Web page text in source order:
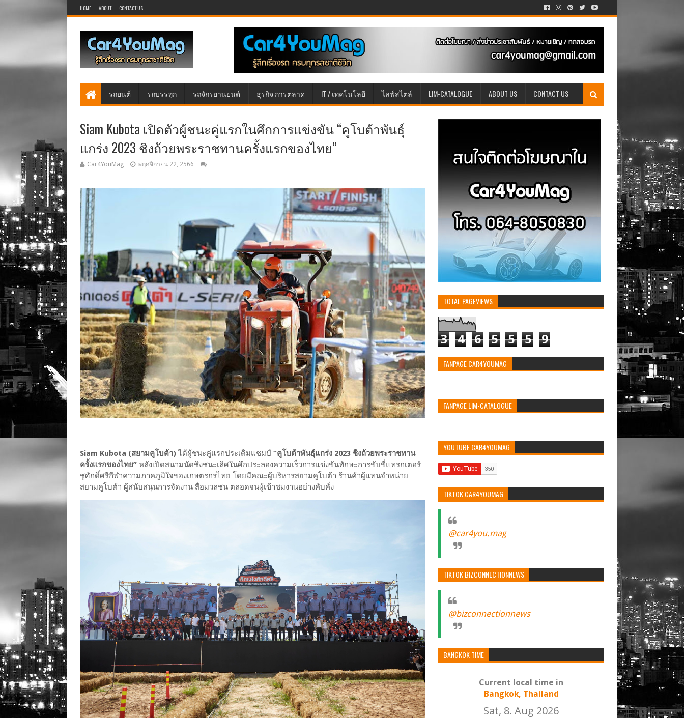
HOME ABOUT CONTACT US
รถยนต์ รถบรรทุก รถจักรยานยนต์ ธุรกิจ การตลาด IT / เทคโนโลยี ไลฟ์สไตล์ LIM-CATALOGUE ABOUT US CONTACT US
Siam Kubota เปิดตัวผู้ชนะคู่แรกในศึกการแข่งขัน “คูโบต้าพันธุ์
แกร่ง 2023 ชิงถ้วยพระราชทานครั้งแรกของไทย”
Car4YouMag พฤศจิกายน 22, 2566
Siam Kubota (สยามคูโบต้า) ได้ผู้ชนะคู่แรกประเดิมแชมป์ “คูโบต้าพันธุ์แกร่ง 2023 ชิงถ้วยพระราชทาน
ครั้งแรกของไทย” หลังเปิดสนามนัดชิงชนะเลิศในศึกประลองความเร็วการแข่งขันทักษะการขับขี่แทรกเตอร์
ชูศักดิ์ศรีกีฬาความภาคภูมิใจของเกษตรกรไทย โดยมีคณะผู้บริหารสยามคูโบต้า ร้านค้าผู้แทนจำหน่าย
สยามคูโบต้า ผู้สนับสนุนการจัดงาน สื่อมวลชน ตลอดจนผู้เข้าชมงานอย่างคับคั่ง
TOTAL PAGEVIEWS
3 4 6 5 5 5 9
FANPAGE CAR4YOUMAG
FANPAGE LIM-CATALOGUE
YOUTUBE CAR4YOUMAG
TIKTOK CAR4YOUMAG
@car4you.mag
TIKTOK BIZCONNECTIONNEWS
@bizconnectionnews
BANGKOK TIME
Current local time in
Bangkok, Thailand